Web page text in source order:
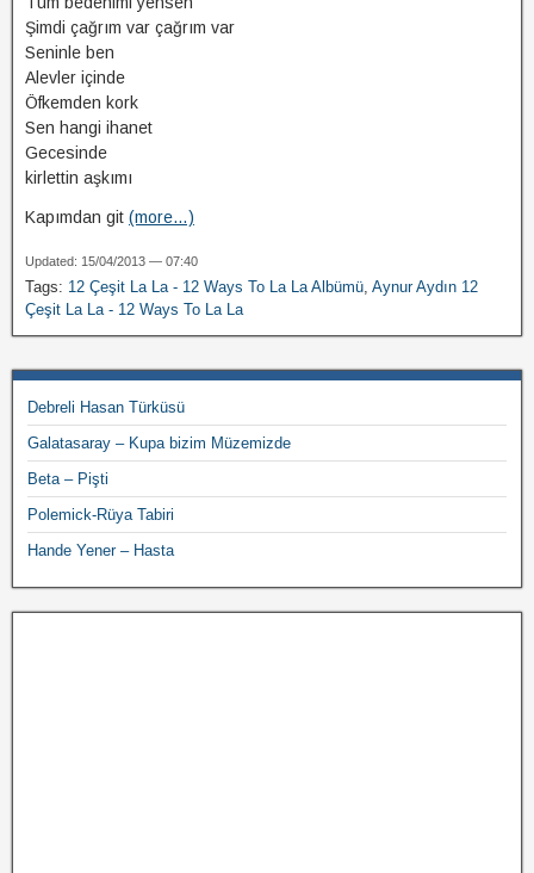
Şimdi çağrım var çağrım var
Seninle ben
Alevler içinde
Öfkemden kork
Sen hangi ihanet
Gecesinde
kirlettin aşkımı
Kapımdan git (more…)
Updated: 15/04/2013 — 07:40
Tags: 12 Çeşit La La - 12 Ways To La La Albümü, Aynur Aydın 12
Çeşit La La - 12 Ways To La La
Debreli Hasan Türküsü
Galatasaray – Kupa bizim Müzemizde
Beta – Pişti
Polemick-Rüya Tabiri
Hande Yener – Hasta